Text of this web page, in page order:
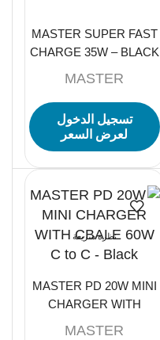
MASTER SUPER FAST
CHARGE 35W – BLACK
MASTER
تسجيل الدخول
لعرض السعر
نظرة سريعة
MASTER PD 20W MINI
CHARGER WITH
MASTER